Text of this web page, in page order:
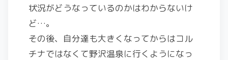
状況がどうなっているのかはわからないけ
ど…。
その後、自分達も大きくなってからはコル
チナではなくて野沢温泉に行くようになっ